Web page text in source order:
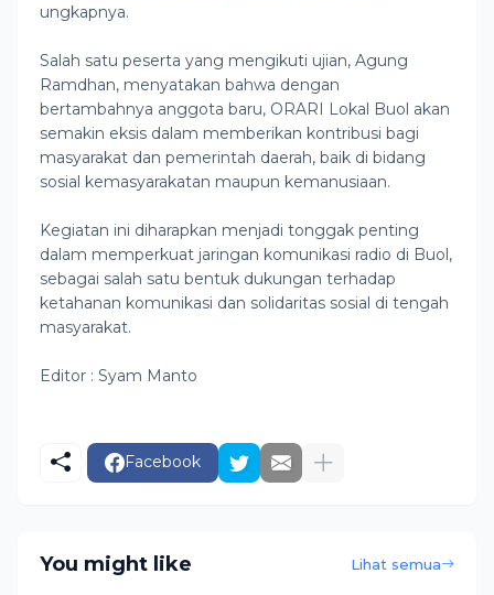
ungkapnya.
Salah satu peserta yang mengikuti ujian, Agung
Ramdhan, menyatakan bahwa dengan
bertambahnya anggota baru, ORARI Lokal Buol akan
semakin eksis dalam memberikan kontribusi bagi
masyarakat dan pemerintah daerah, baik di bidang
sosial kemasyarakatan maupun kemanusiaan.
Kegiatan ini diharapkan menjadi tonggak penting
dalam memperkuat jaringan komunikasi radio di Buol,
sebagai salah satu bentuk dukungan terhadap
ketahanan komunikasi dan solidaritas sosial di tengah
masyarakat.
Editor : Syam Manto
Facebook
You might like Lihat semua